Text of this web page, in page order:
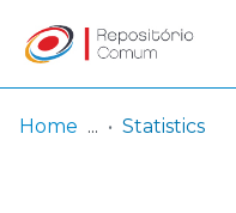
Log
In
(current)
Home Statistics